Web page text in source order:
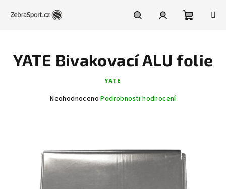
košík
YATE Bivakovací ALU folie
YATE
Průměrné
z
5
hvězdiček.
Neohodnoceno Podrobnosti hodnocení